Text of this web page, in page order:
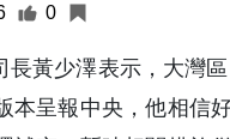
0
長黃少澤表示，大灣
本呈報中央，他相信